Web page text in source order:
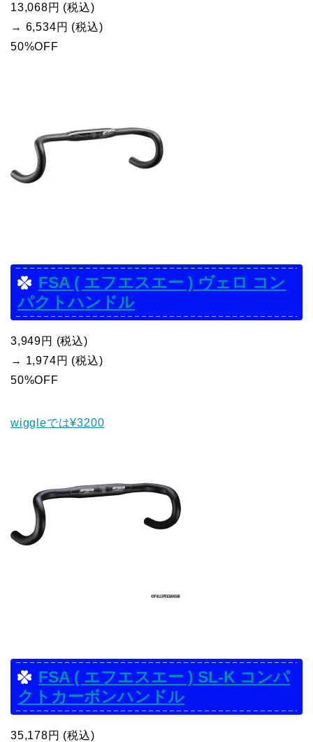
13,068円 (税込)
→ 6,534円 (税込)
50%OFF
FSA ( エフエスエー ) ヴェロ コン
パクトハンドル
3,949円 (税込)
→ 1,974円 (税込)
50%OFF
wiggleでは¥3200
FSA ( エフエスエー ) SL-K コンパ
クトカーボンハンドル
35,178円 (税込)